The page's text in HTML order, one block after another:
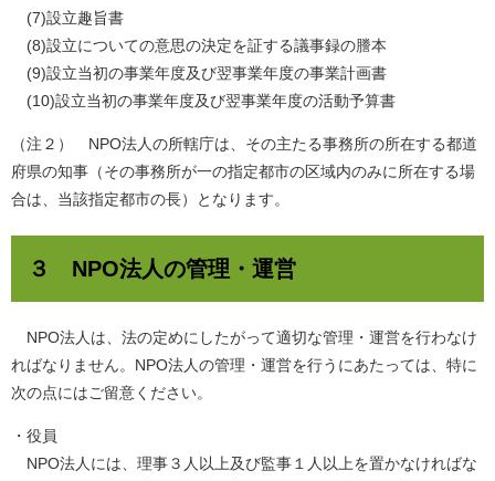
(7)設立趣旨書
(8)設立についての意思の決定を証する議事録の謄本
(9)設立当初の事業年度及び翌事業年度の事業計画書
(10)設立当初の事業年度及び翌事業年度の活動予算書
（注２） NPO法人の所轄庁は、その主たる事務所の所在する都道
府県の知事（その事務所が一の指定都市の区域内のみに所在する場
合は、当該指定都市の長）となります。
３ NPO法人の管理・運営
NPO法人は、法の定めにしたがって適切な管理・運営を行わなけ
ればなりません。NPO法人の管理・運営を行うにあたっては、特に
次の点にはご留意ください。
・役員
NPO法人には、理事３人以上及び監事１人以上を置かなければな